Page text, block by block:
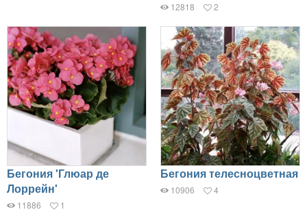
12818 2
Бегония 'Глюар де
Лоррейн'
11886 1
Бегония телесноцветная
10906 4